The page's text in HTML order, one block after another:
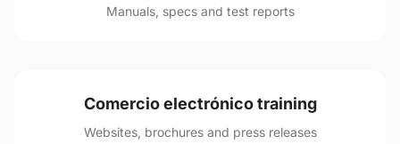
Manuals, specs and test reports
Comercio electrónico training
Websites, brochures and press releases